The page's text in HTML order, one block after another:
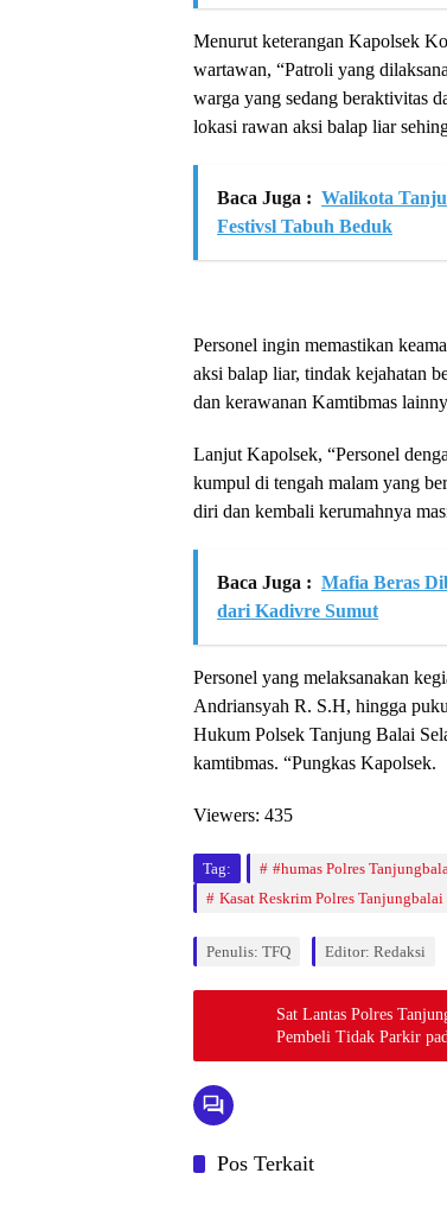
Menurut keterangan Kapolsek
wartawan, “Patroli yang
warga yang sedang beraktivitas
lokasi rawan aksi balap liar
Baca Juga : Walikota
Festivsl Tabuh Beduk
Personel ingin memastikan
aksi balap liar, tindak kejahatan
dan kerawanan Kamtibmas
Lanjut Kapolsek, “Personel
kumpul di tengah malam yang
diri dan kembali kerumahnya
Baca Juga : Mafia Beras
dari Kadivre Sumut
Personel yang melaksanakan
Andriansyah R. S.H, hingga
Hukum Polsek Tanjung Balai
kamtibmas. “Pungkas Kapolsek.
Viewers: 435
Tag: #humas Polres
Kasat Reskrim Polres Tanjungbalai
Penulis: TFQ Editor: Redaksi
Sat Lantas Polres
Pembeli Tidak Parkir
Pos Terkait
Hukum & Kriminal